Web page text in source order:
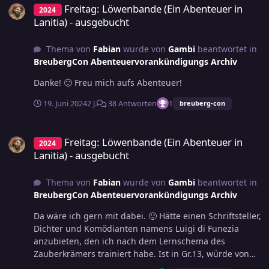
erfolgreicher Turnierritter (mit Zugang zu Heilmagie,
falls er sich doch mal das Genick bricht), oder als Barde,
der Zauberlieder spielen kann - das hätte sicher seinen
mal lieber hier. Am Samstag ist wieder Midgard aus
"sicherer Entfernung".
(Reihenfolge alphabetisch) für die angenehme
Zusammenarbeit, gerne wieder in dieser Besetzung!
Und vielleicht sind im nächsten Jahr dann ja auch
Wir sehen uns im nächsten Jahr! Euer Gumby
Abenteuers in dieser Form nicht möglich gewesen. Für
mich waren die paar Minuten Vorbereitung, die ich im
investiert habe, auf jeden Fall eine sinnvolle Investition.
An Feedback für die Orga fällt mir ansonsten im
wäre. Nur soviel: Weiter so und bis zum nächsten Mal!
Euer Gumby
2024
Freitag: Löwenbande (Ein Abenteuer in
Lanitia) - ausgebucht
Thema von Fabianwurde von Gambibeantwortet in
BreubergCon Abenteuervorankündigungs Archiv
Danke! 🙂 Freu mich aufs Abenteuer!
19. Juni 20242 J. 38 Antworten 1 breuberg-con
2024
Freitag: Löwenbande (Ein Abenteuer in
Lanitia) - ausgebucht
Thema von Fabianwurde von Gambibeantwortet in
BreubergCon Abenteuervorankündigungs Archiv
Da wäre ich gern mit dabei. 🙂 Hätte einen Schriftsteller,
Dichter und Komödianten namens Luigi di Funezia
anzubieten, den ich nach dem Lernschema des
Zauberkrämers trainiert habe. Ist in Gr.13, würde von
daher also passen. Eigentlich kommt er aus Parduna, ist